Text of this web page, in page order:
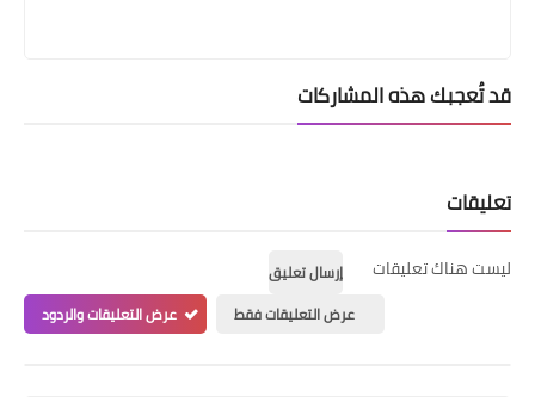
قد تُعجبك هذه المشاركات
تعليقات
ليست هناك تعليقات
إرسال تعليق
عرض التعليقات فقط
عرض التعليقات والردود